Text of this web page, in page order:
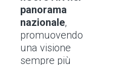
panorama
nazionale,
promuovendo
una visione
sempre più